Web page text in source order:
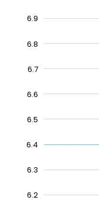
6.4
6.2
6.3
6.4
6.5
6.6
6.7
6.8
6.9